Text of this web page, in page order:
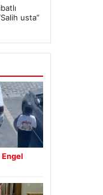
usta”